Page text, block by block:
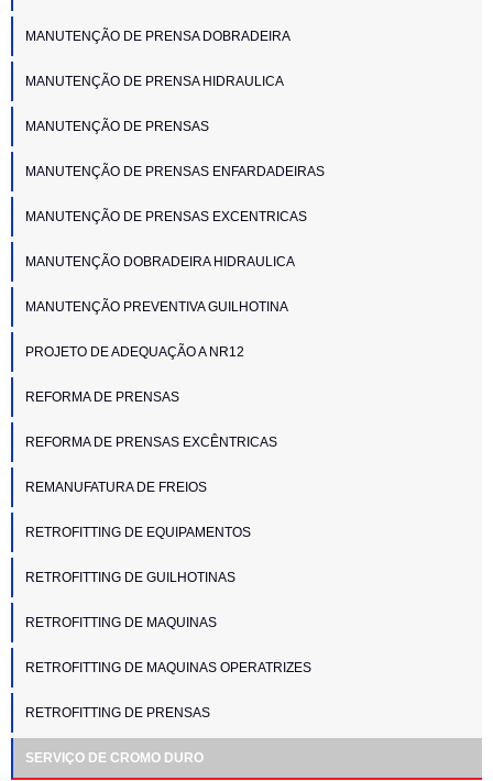
MANUTENÇÃO DE PRENSA DOBRADEIRA
MANUTENÇÃO DE PRENSA HIDRAULICA
MANUTENÇÃO DE PRENSAS
MANUTENÇÃO DE PRENSAS ENFARDADEIRAS
MANUTENÇÃO DE PRENSAS EXCENTRICAS
MANUTENÇÃO DOBRADEIRA HIDRAULICA
MANUTENÇÃO PREVENTIVA GUILHOTINA
PROJETO DE ADEQUAÇÃO A NR12
REFORMA DE PRENSAS
REFORMA DE PRENSAS EXCÊNTRICAS
REMANUFATURA DE FREIOS
RETROFITTING DE EQUIPAMENTOS
RETROFITTING DE GUILHOTINAS
RETROFITTING DE MAQUINAS
RETROFITTING DE MAQUINAS OPERATRIZES
RETROFITTING DE PRENSAS
SERVIÇO DE CROMO DURO